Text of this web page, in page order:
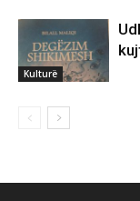
Kulturë